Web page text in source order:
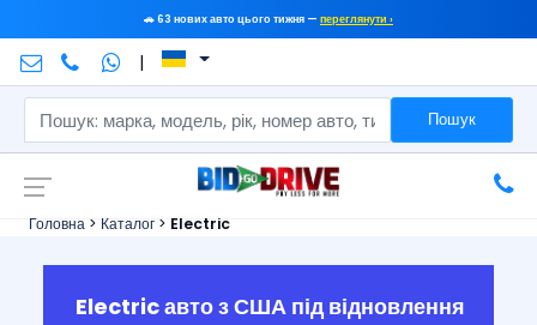
🚗 63 нових авто цього тижня — переглянути ›
|
Пошук
Головна > Каталог > Electric
Electric авто з США під відновлення